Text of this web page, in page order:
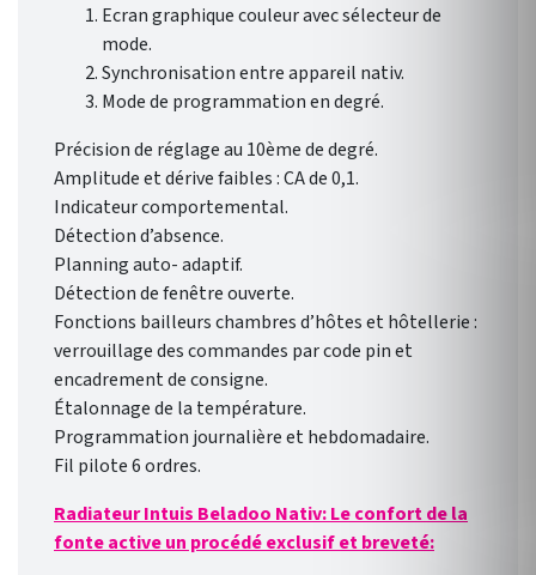
Ecran graphique couleur avec sélecteur de
mode.
Synchronisation entre appareil nativ.
Mode de programmation en degré.
Précision de réglage au 10ème de degré.
Amplitude et dérive faibles : CA de 0,1.
Indicateur comportemental.
Détection d’absence.
Planning auto- adaptif.
Détection de fenêtre ouverte.
Fonctions bailleurs chambres d’hôtes et hôtellerie :
verrouillage des commandes par code pin et
encadrement de consigne.
Étalonnage de la température.
Programmation journalière et hebdomadaire.
Fil pilote 6 ordres.
Radiateur Intuis Beladoo Nativ: Le confort de la
fonte active un procédé exclusif et breveté: